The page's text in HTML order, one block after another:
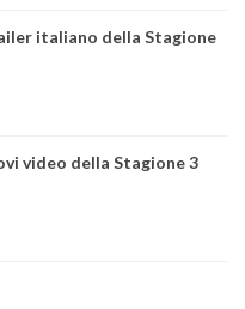
italiano della Stagione
video della Stagione 3